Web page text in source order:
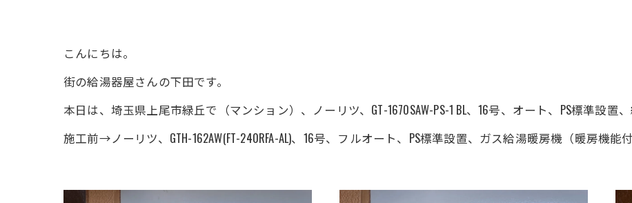
こんにちは。
街の給湯器屋さんの下田です。
本日は、埼玉県上尾市緑丘で（マンション）、ノーリツ、GT-1670SAW-PS-1 BL、16号、オート、PS標準設置
施工前→ノーリツ、GTH-162AW(FT-240RFA-AL)、16号、フルオート、PS標準設置、ガス給湯暖房機（暖房機能